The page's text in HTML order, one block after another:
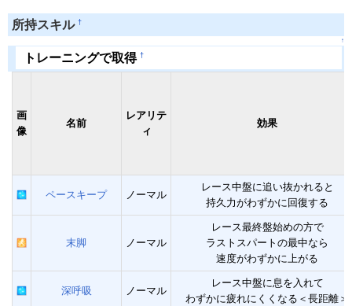
所持スキル †
↑
トレーニングで取得 †
画
像
名前
レアリテ
ィ
効果
ペースキープ ノーマル
レース中盤に追い抜かれると
持久力がわずかに回復する
末脚 ノーマル
レース最終盤始めの方で
ラストスパートの最中なら
速度がわずかに上がる
深呼吸 ノーマル
レース中盤に息を入れて
わずかに疲れにくくなる＜長距離＞